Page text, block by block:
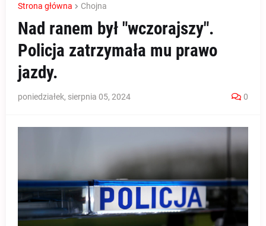
Strona główna Chojna
Nad ranem był "wczorajszy".
Policja zatrzymała mu prawo
jazdy.
poniedziałek, sierpnia 05, 2024 0